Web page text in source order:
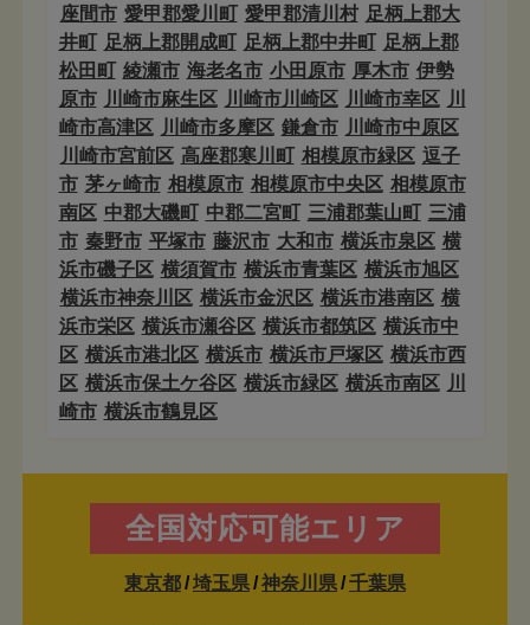
座間市 愛甲郡愛川町 愛甲郡清川村 足柄上郡大
井町
足柄上郡開成町 足柄上郡中井町
足柄上郡
松田町
綾瀬市 海老名市 小田原市 厚木市 伊勢
原市 川崎市麻生区 川崎市川崎区 川崎市幸区 川
崎市高津区 川崎市多摩区 鎌倉市 川崎市中原区
川崎市宮前区 高座郡寒川町 相模原市緑区 逗子
市 茅ヶ崎市 相模原市 相模原市中央区 相模原市
南区 中郡大磯町 中郡二宮町 三浦郡葉山町
三浦
市 秦野市 平塚市 藤沢市 大和市 横浜市泉区 横
浜市磯子区 横須賀市 横浜市青葉区 横浜市旭区
横浜市神奈川区 横浜市金沢区 横浜市港南区 横
浜市栄区 横浜市瀬谷区 横浜市都筑区 横浜市中
区 横浜市港北区 横浜市 横浜市戸塚区 横浜市西
区 横浜市保土ケ谷区 横浜市緑区 横浜市南区 川
崎市 横浜市鶴見区
全国対応可能エリア
東京都/埼玉県/神奈川県/千葉県